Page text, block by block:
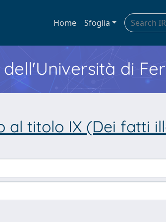
Home Sfoglia
di
al titolo IX (Dei fatti